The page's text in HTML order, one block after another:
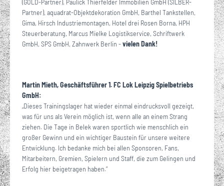
Partner), aquadrat-Objektdekoration GmbH, Barthel Tankstellen,
Gima, Hirsch Industriemontagen, Hotel drei Rosen Borna, HPH
Steuerberatung, Marcus Mielke Logistikservice, Schriftwerk
GmbH, SPS GmbH, Zahnwerk Berlin -vielen Dank!
Martin Mieth, Geschäftsführer 1. FC Lok Leipzig Spielbetriebs
GmbH:
„Dieses Trainingslager hat wieder einmal eindrucksvoll gezeigt,
was für uns als Verein möglich ist, wenn alle an einem Strang
ziehen. Die Tage in Belek waren sportlich wie menschlich ein
großer Gewinn und ein wichtiger Baustein für unsere weitere
Entwicklung. Ich bedanke mich bei allen Sponsoren, Fans,
Mitarbeitern, Gremien, Spielern und Staff, die zum Gelingen und
Erfolg hier beigetragen haben.“